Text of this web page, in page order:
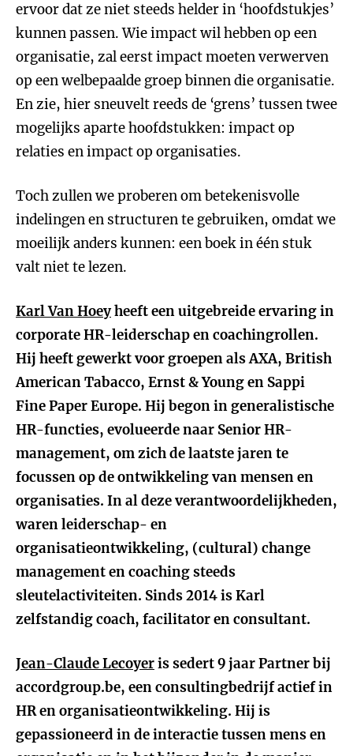
ervoor dat ze niet steeds helder in ‘hoofdstukjes’
kunnen passen. Wie impact wil hebben op een
organisatie, zal eerst impact moeten verwerven
op een welbepaalde groep binnen die organisatie.
En zie, hier sneuvelt reeds de ‘grens’ tussen twee
mogelijks aparte hoofdstukken: impact op
relaties en impact op organisaties.
Toch zullen we proberen om betekenisvolle
indelingen en structuren te gebruiken, omdat we
moeilijk anders kunnen: een boek in één stuk
valt niet te lezen.
Karl Van Hoeyheeft een uitgebreide ervaring in
corporate HR-leiderschap en coachingrollen.
Hij heeft gewerkt voor groepen als AXA, British
American Tabacco, Ernst & Young en Sappi
Fine Paper Europe. Hij begon in generalistische
HR-functies, evolueerde naar Senior HR-
management, om zich de laatste jaren te
focussen op de ontwikkeling van mensen en
organisaties. In al deze verantwoordelijkheden,
waren leiderschap- en
organisatieontwikkeling, (cultural) change
management en coaching steeds
sleutelactiviteiten. Sinds 2014 is Karl
zelfstandig coach, facilitator en consultant.
Jean-Claude Lecoyeris sedert 9 jaar Partner bij
accordgroup.be, een consultingbedrijf actief in
HR en organisatieontwikkeling. Hij is
gepassioneerd in de interactie tussen mens en